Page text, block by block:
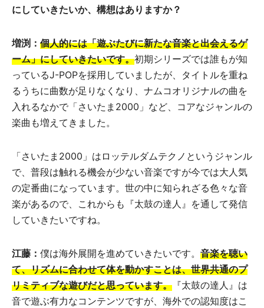
にしていきたいか、構想はありますか？
増渕： 個人的には「遊ぶたびに新たな音楽と出会えるゲ
ーム」にしていきたいです。初期シリーズでは誰もが知
っているJ-POPを採用していましたが、タイトルを重ね
るうちに曲数が足りなくなり、ナムコオリジナルの曲を
入れるなかで「さいたま2000」など、コアなジャンルの
楽曲も増えてきました。
「さいたま2000」はロッテルダムテクノというジャンル
で、普段は触れる機会が少ない音楽ですが今では大人気
の定番曲になっています。世の中に知られざる色々な音
楽があるので、これからも『太鼓の達人』を通して発信
していきたいですね。
江藤： 僕は海外展開を進めていきたいです。 音楽を聴い
て、リズムに合わせて体を動かすことは、世界共通のプ
リミティブな遊びだと思っています。 『太鼓の達人』は
音で遊ぶ有力なコンテンツですが、海外での認知度はこ